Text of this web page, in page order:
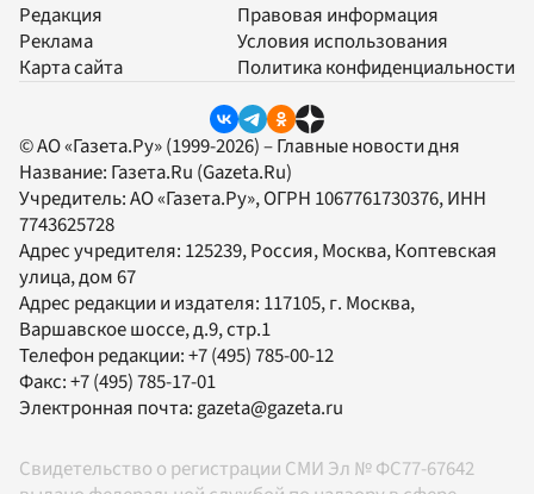
Редакция
Реклама
Карта сайта
Правовая информация
Условия использования
Политика конфиденциальности
© АО «Газета.Ру» (1999-2026) – Главные новости дня
Название: Газета.Ru (Gazeta.Ru)
Учредитель:АО «Газета.Ру», ОГРН 1067761730376, ИНН
7743625728
Адрес учредителя: 125239, Россия, Москва, Коптевская
улица, дом 67
Адрес редакции и издателя: 117105, г. Москва,
Варшавское шоссе, д.9, стр.1
Телефон редакции:+7 (495) 785-00-12
Факс:+7 (495) 785-17-01
Электронная почта:gazeta@gazeta.ru
Свидетельство о регистрации СМИ Эл № ФС77-67642